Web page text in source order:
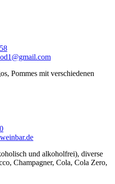
Pommes mit verschiedenen
und alkoholfrei), diverse
Champagner, Cola, Cola Zero,